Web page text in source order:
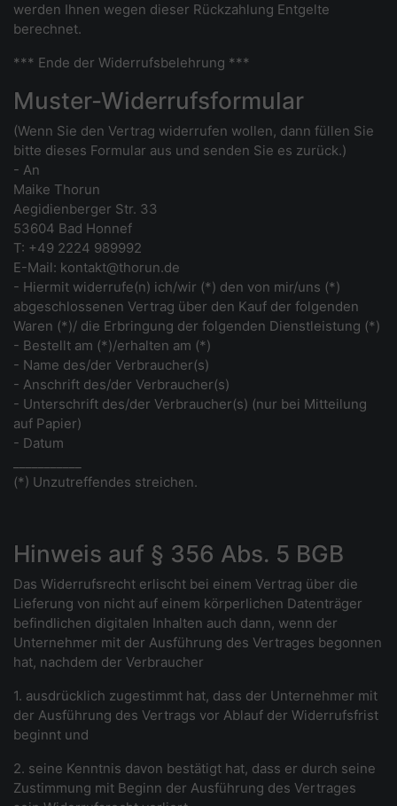
werden Ihnen wegen dieser Rückzahlung Entgelte
berechnet.
*** Ende der Widerrufsbelehrung ***
Muster-Widerrufsformular
(Wenn Sie den Vertrag widerrufen wollen, dann füllen Sie
bitte dieses Formular aus und senden Sie es zurück.)
- An
Maike Thorun
Aegidienberger Str. 33
53604 Bad Honnef
T: +49 2224 989992
E-Mail: kontakt@thorun.de
- Hiermit widerrufe(n) ich/wir (*) den von mir/uns (*)
abgeschlossenen Vertrag über den Kauf der folgenden
Waren (*)/ die Erbringung der folgenden Dienstleistung (*)
- Bestellt am (*)/erhalten am (*)
- Name des/der Verbraucher(s)
- Anschrift des/der Verbraucher(s)
- Unterschrift des/der Verbraucher(s) (nur bei Mitteilung
auf Papier)
- Datum
(*) Unzutreffendes streichen.
Hinweis auf § 356 Abs. 5 BGB
Das Widerrufsrecht erlischt bei einem Vertrag über die
Lieferung von nicht auf einem körperlichen Datenträger
befindlichen digitalen Inhalten auch dann, wenn der
Unternehmer mit der Ausführung des Vertrages begonnen
hat, nachdem der Verbraucher
1. ausdrücklich zugestimmt hat, dass der Unternehmer mit
der Ausführung des Vertrags vor Ablauf der Widerrufsfrist
beginnt und
2. seine Kenntnis davon bestätigt hat, dass er durch seine
Zustimmung mit Beginn der Ausführung des Vertrages